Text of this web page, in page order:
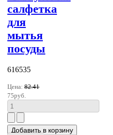
салфетка
для
мытья
посуды
616535
Цена: 82.41
75руб.